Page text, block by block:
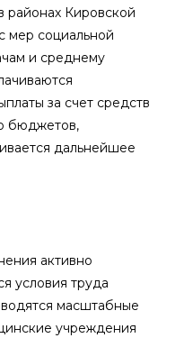
районах Кировской
мер социальной
и среднему
за счет средств
бюджетов,
дальнейшее
активно
условия труда
масштабные
учреждения